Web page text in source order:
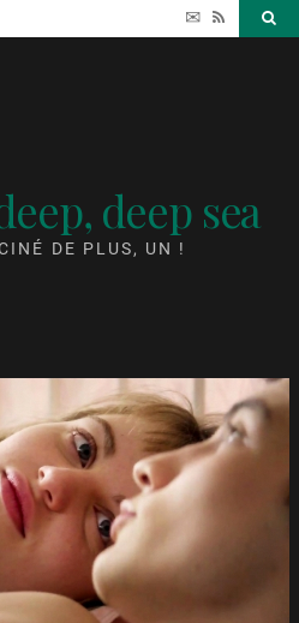
✉ RSS
deep sea
DE PLUS, UN !